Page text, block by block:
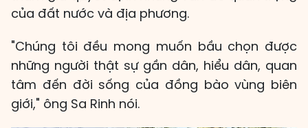
của đất nước và địa phương.
"Chúng tôi đều mong muốn bầu chọn được
những người thật sự gần dân, hiểu dân, quan
tâm đến đời sống của đồng bào vùng biên
giới," ông Sa Rinh nói.